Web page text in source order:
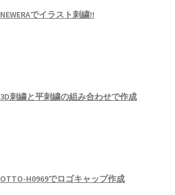
NEWERAでイラスト刺繍!!
3D刺繍と平刺繍の組み合わせで作成
OTTO-H0969でロゴキャップ作成